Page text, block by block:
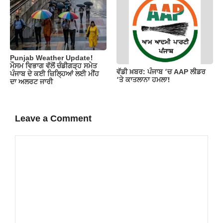
Punjab Weather Update!
ਮੌਸਮ ਵਿਭਾਗ ਵੱਲੋਂ ਚੰਡੀਗੜ੍ਹ ਸਮੇਤ
ਪੰਜਾਬ ਦੇ ਕਈ ਜ਼ਿਲ੍ਹਿਆਂ ਲਈ ਮੀਂਹ
ਦਾ ਅਲਰਟ ਜਾਰੀ
ਵੱਡੀ ਖ਼ਬਰ: ਪੰਜਾਬ ‘ਚ AAP ਲੀਡਰ
‘ਤੇ ਕਾਤਲਾਨਾ ਹਮਲਾ!
Leave a Comment